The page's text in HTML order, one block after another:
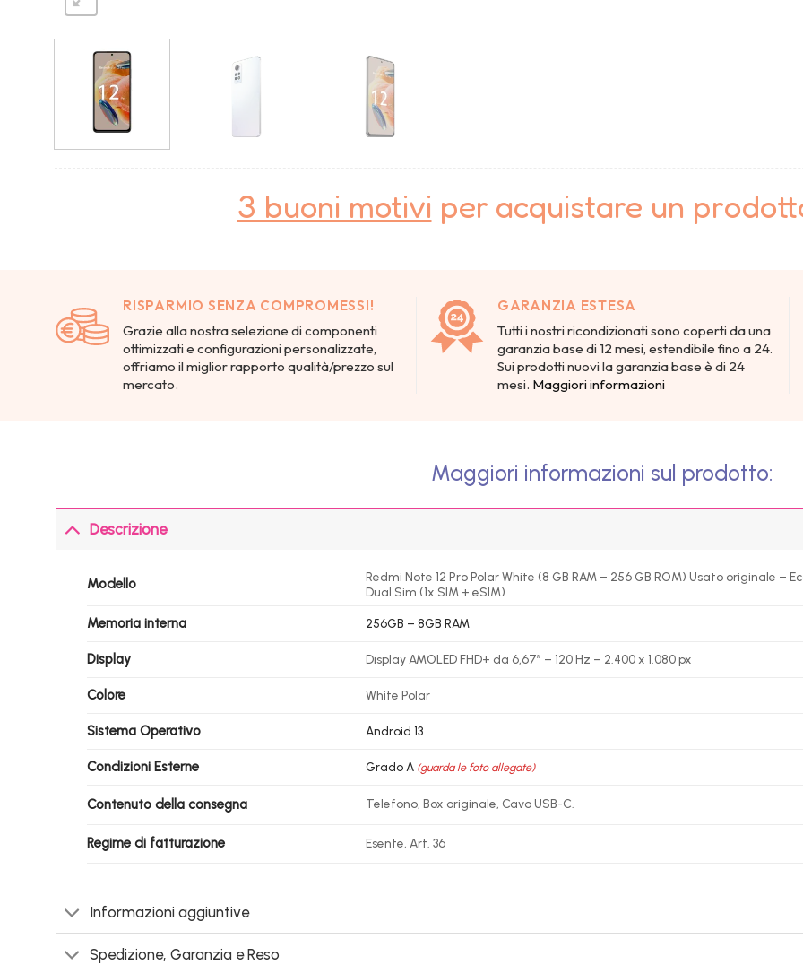
3 buoni motivi per acquistare un
RISPARMIO SENZA COMPROMESSI!
Grazie alla nostra selezione di componenti
ottimizzati e configurazioni personalizzate,
offriamo il miglior rapporto qualità/prezzo sul
mercato.
GARANZIA ESTESA
Tutti i nostri ricondizionati sono coperti da una
garanzia base di 12 mesi, estendibile fino a 24.
Sui prodotti nuovi la garanzia base è di 24
mesi. Maggiori informazioni
Maggiori informazioni sul prodotto:
Descrizione
Modello
Redmi Note 12 Pro Polar White (8 GB RAM – 256 GB ROM) Usato originale –
Dual Sim (1x SIM + eSIM)
Memoria interna 256GB – 8GB RAM
Display Display AMOLED FHD+ da 6,67″ – 120 Hz – 2.400 x 1.080 px
Colore White Polar
Sistema Operativo Android 13
Condizioni Esterne Grado A (guarda le foto allegate)
Contenuto della consegna Telefono, Box originale, Cavo USB-C.
Regime di fatturazione Esente, Art. 36
Informazioni aggiuntive
Spedizione, Garanzia e Reso